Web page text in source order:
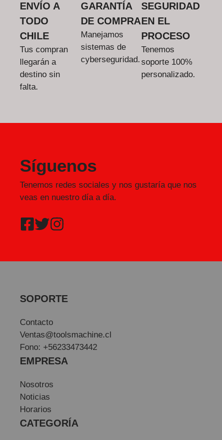
ENVÍO A
TODO
CHILE
Tus compran
llegarán a
destino sin
falta.
GARANTÍA
DE COMPRA
Manejamos
sistemas de
cyberseguridad.
SEGURIDAD
EN EL
PROCESO
Tenemos
soporte 100%
personalizado.
Síguenos
Tenemos redes sociales y nos gustaría que nos
veas en nuestro día a día.
SOPORTE
Contacto
Ventas@toolsmachine.cl
Fono: +56233473442
EMPRESA
Nosotros
Noticias
Horarios
CATEGORÍA